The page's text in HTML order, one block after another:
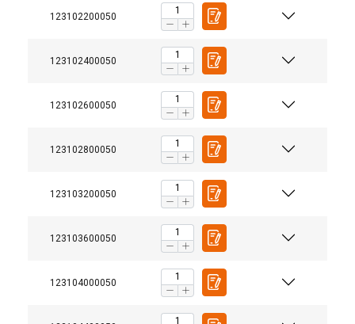
123102200050
123102400050
123102600050
123102800050
123103200050
123103600050
123104000050